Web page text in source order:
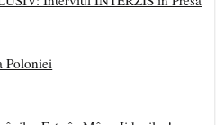
Poloniei